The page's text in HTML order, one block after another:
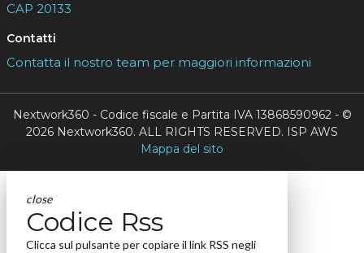
CAP 20133
Contatti
Contatta il nostro team per maggiori informazioni
Nextwork360 - Codice fiscale e Partita IVA 13868590962 - ©
2026 Nextwork360. ALL RIGHTS RESERVED. ISP AWS
Mappa del sito
close
Codice Rss
Clicca sul pulsante per copiare il link RSS negli